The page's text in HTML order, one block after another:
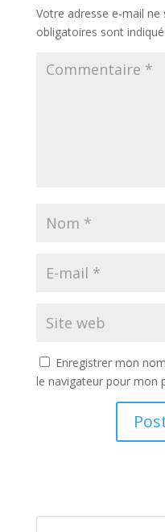
Votre adresse e-mail ne
obligatoires sont
Enregistrer mon
le navigateur pour mon